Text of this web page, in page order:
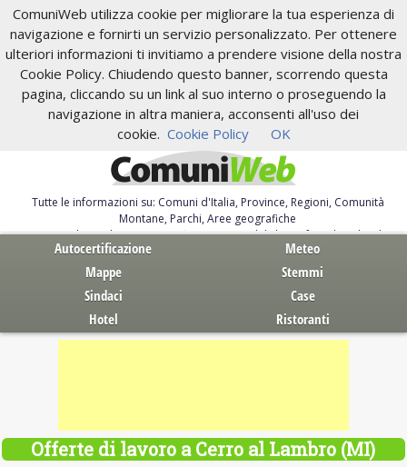
ComuniWeb utilizza cookie per migliorare la tua esperienza di
navigazione e fornirti un servizio personalizzato. Per ottenere
ulteriori informazioni ti invitiamo a prendere visione della nostra
Cookie Policy. Chiudendo questo banner, scorrendo questa
pagina, cliccando su un link al suo interno o proseguendo la
navigazione in altra maniera, acconsenti all'uso dei
cookie. Cookie Policy OK
Tutte le informazioni su: Comuni d'Italia, Province, Regioni, Comunità
Montane, Parchi, Aree geografiche
Servizi al Cittadino. Autocertificazione, moduli, leggi, free download
Autocertificazione
Meteo
Mappe
Stemmi
Sindaci
Case
Hotel
Ristoranti
Offerte di lavoro a Cerro al Lambro (MI)